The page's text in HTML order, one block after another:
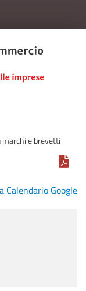
e brevetti
Calendario Google